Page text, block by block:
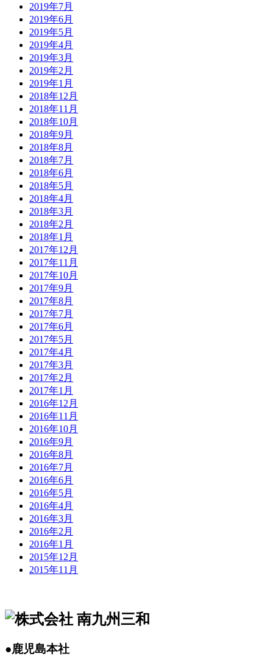
2019年7月
2019年6月
2019年5月
2019年4月
2019年3月
2019年2月
2019年1月
2018年12月
2018年11月
2018年10月
2018年9月
2018年8月
2018年7月
2018年6月
2018年5月
2018年4月
2018年3月
2018年2月
2018年1月
2017年12月
2017年11月
2017年10月
2017年9月
2017年8月
2017年7月
2017年6月
2017年5月
2017年4月
2017年3月
2017年2月
2017年1月
2016年12月
2016年11月
2016年10月
2016年9月
2016年8月
2016年7月
2016年6月
2016年5月
2016年4月
2016年3月
2016年2月
2016年1月
2015年12月
2015年11月
●鹿児島本社